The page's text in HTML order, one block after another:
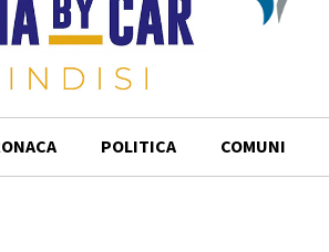
POLITICA COMUNI